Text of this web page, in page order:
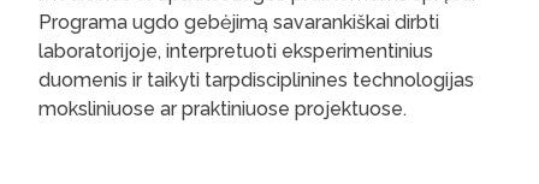
Programa ugdo gebėjimą savarankiškai dirbti
laboratorijoje, interpretuoti eksperimentinius
duomenis ir taikyti tarpdisciplinines technologijas
moksliniuose ar praktiniuose projektuose.